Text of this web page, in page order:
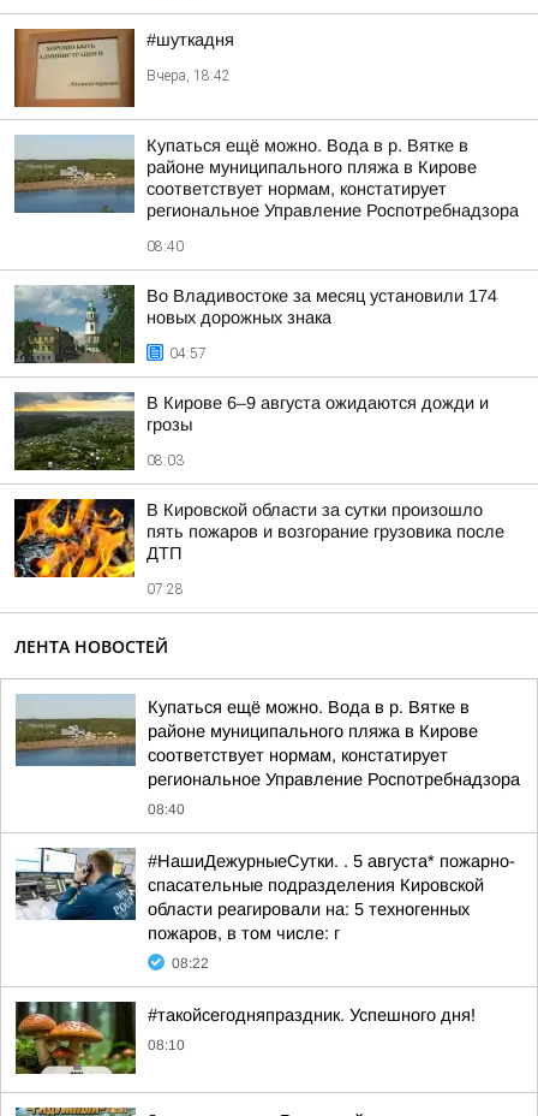
#шуткадня
Вчера, 18:42
Купаться ещё можно. Вода в р. Вятке в
районе муниципального пляжа в Кирове
соответствует нормам, констатирует
региональное Управление Роспотребнадзора
08:40
Во Владивостоке за месяц установили 174
новых дорожных знака
04:57
В Кирове 6–9 августа ожидаются дожди и
грозы
08:03
В Кировской области за сутки произошло
пять пожаров и возгорание грузовика после
ДТП
07:28
ЛЕНТА НОВОСТЕЙ
Купаться ещё можно. Вода в р. Вятке в
районе муниципального пляжа в Кирове
соответствует нормам, констатирует
региональное Управление Роспотребнадзора
08:40
#НашиДежурныеСутки. . 5 августа* пожарно-
спасательные подразделения Кировской
области реагировали на: 5 техногенных
пожаров, в том числе: г
08:22
#такойсегодняпраздник. Успешного дня!
08:10